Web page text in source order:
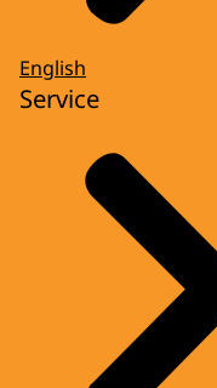
English
Service